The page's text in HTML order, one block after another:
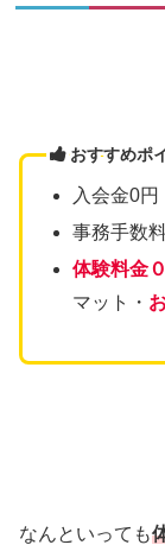
おすすめポ
入会金0円
事務手数
体験料金
マット・
なんといっても